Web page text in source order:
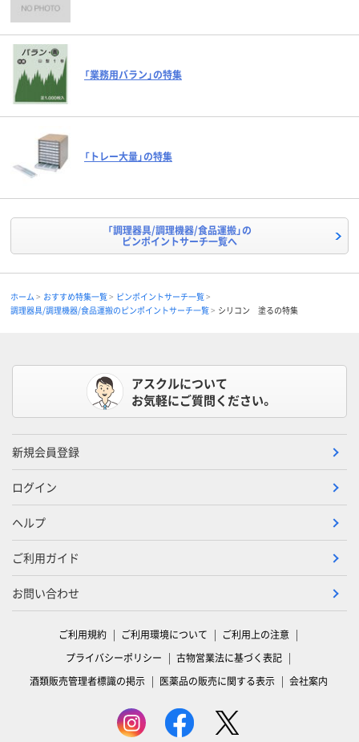
「業務用バラン」の特集
「トレー大量」の特集
「調理器具/調理機器/食品運搬」の
ピンポイントサーチ一覧へ
ホーム おすすめ特集一覧
ピンポイントサーチ一覧
調理器具/調理機器/食品運搬のピンポイントサーチ一覧
シリコン 塗るの特集
アスクルについて
お気軽にご質問ください。
新規会員登録
ログイン
ヘルプ
ご利用ガイド
お問い合わせ
ご利用規約 ご利用環境について
ご利用上の注意
プライバシーポリシー
古物営業法に基づく表記
酒類販売管理者標識の掲示
医薬品の販売に関する表示 会社案内